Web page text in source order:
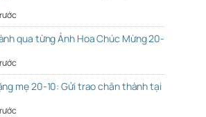
qua từng Ảnh Hoa Chúc Mừng 20-
mẹ 20-10: Gửi trao chân thành tại